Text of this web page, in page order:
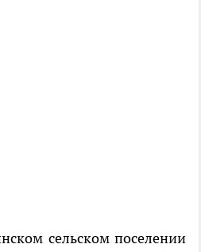
сельском поселении